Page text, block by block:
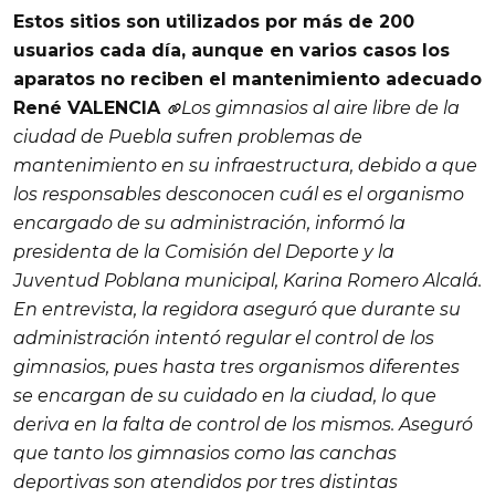
Estos sitios son utilizados por más de 200
usuarios cada día, aunque en varios casos los
aparatos no reciben el mantenimiento adecuado
René VALENCIA
Los gimnasios al aire libre de la
ciudad de Puebla sufren problemas de
mantenimiento en su infraestructura, debido a que
los responsables desconocen cuál es el organismo
encargado de su administración, informó la
presidenta de la Comisión del Deporte y la
Juventud Poblana municipal, Karina Romero Alcalá.
En entrevista, la regidora aseguró que durante su
administración intentó regular el control de los
gimnasios, pues hasta tres organismos diferentes
se encargan de su cuidado en la ciudad, lo que
deriva en la falta de control de los mismos. Aseguró
que tanto los gimnasios como las canchas
deportivas son atendidos por tres distintas